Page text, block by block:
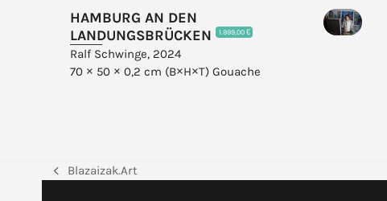
HAMBURG AN DEN
LANDUNGSBRÜCKEN 1.999,00 €
Ralf Schwinge, 2024
70 × 50 × 0,2 cm (B×H×T)Gouache
vorheriger
Blazaizak.Art